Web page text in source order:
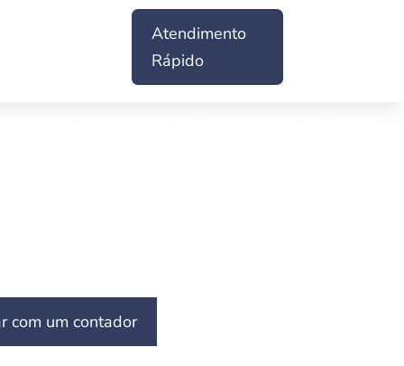
Atendimento
Rápido
com um contador